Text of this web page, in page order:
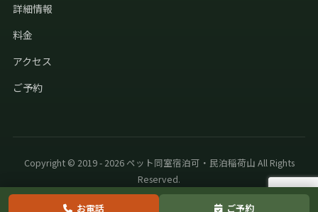
詳細情報
料金
アクセス
ご予約
Copyright © 2019 - 2026 ペット同室宿泊可・民泊稲荷山 All Rights
Reserved.
お電話 ご予約